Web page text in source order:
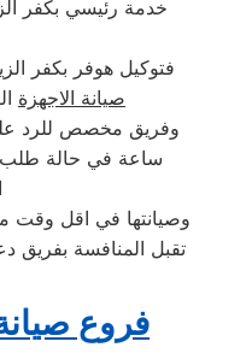
خدمة رئيسي بكفر
فتوكيل هوفر بكفر
صيانة الاجهزة
ساعة في حالة طلب
وصيانتها في اقل وقت
تقبل المنافسة بفريق
فروع